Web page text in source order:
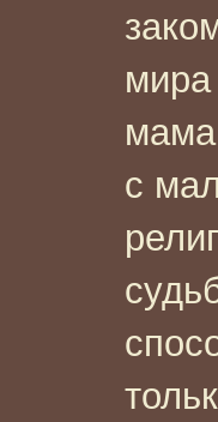
мира
с